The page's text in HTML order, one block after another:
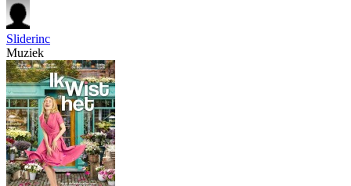
Sliderinc
Muziek